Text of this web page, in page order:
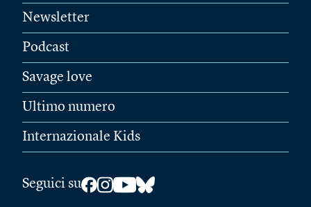
Newsletter
Podcast
Savage love
Ultimo numero
Internazionale Kids
Seguici su